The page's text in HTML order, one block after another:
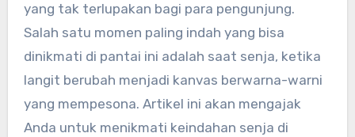
yang tak terlupakan bagi para pengunjung.
Salah satu momen paling indah yang bisa
dinikmati di pantai ini adalah saat senja, ketika
langit berubah menjadi kanvas berwarna-warni
yang mempesona. Artikel ini akan mengajak
Anda untuk menikmati keindahan senja di